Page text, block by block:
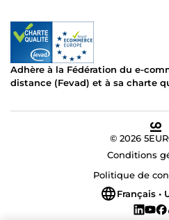
Adhère à la Fédération du e-
distance (Fevad) et à sa charte
© 2026
Conditions
Politique de
Français •